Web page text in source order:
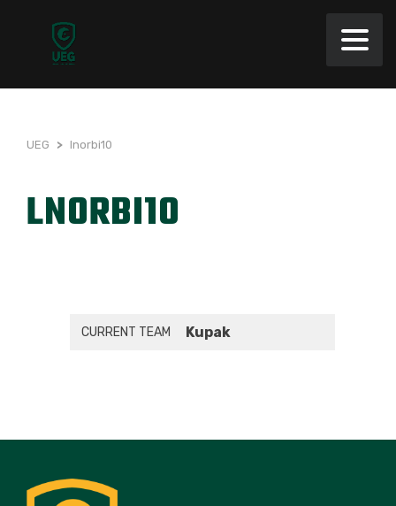
UEG > lnorbi10
LNORBI10
CURRENT TEAM Kupak